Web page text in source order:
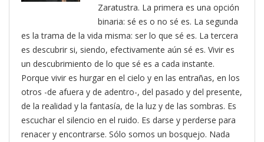
Zaratustra. La primera es una opción
binaria: sé es o no sé es. La segunda
es la trama de la vida misma: ser lo que sé es. La tercera
es descubrir si, siendo, efectivamente aún sé es. Vivir es
un descubrimiento de lo que sé es a cada instante.
Porque vivir es hurgar en el cielo y en las entrañas, en los
otros -de afuera y de adentro-, del pasado y del presente,
de la realidad y la fantasía, de la luz y de las sombras. Es
escuchar el silencio en el ruido. Es darse y perderse para
renacer y encontrarse. Sólo somos un bosquejo. Nada